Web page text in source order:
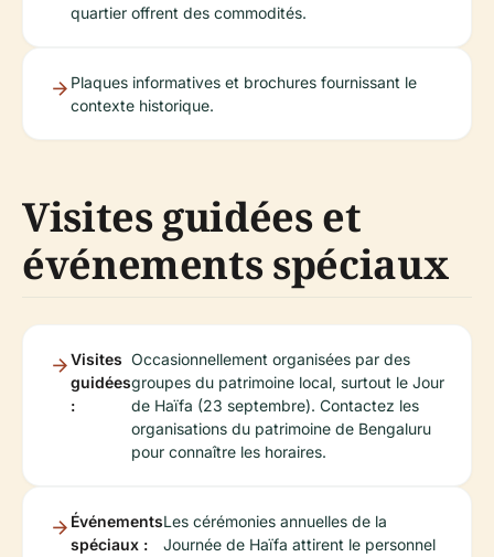
quartier offrent des commodités.
Plaques informatives et brochures fournissant le
contexte historique.
Visites guidées et
événements spéciaux
Visites
guidées
:
Occasionnellement organisées par des
groupes du patrimoine local, surtout le Jour
de Haïfa (23 septembre). Contactez les
organisations du patrimoine de Bengaluru
pour connaître les horaires.
Événements
spéciaux :
Les cérémonies annuelles de la
Journée de Haïfa attirent le personnel